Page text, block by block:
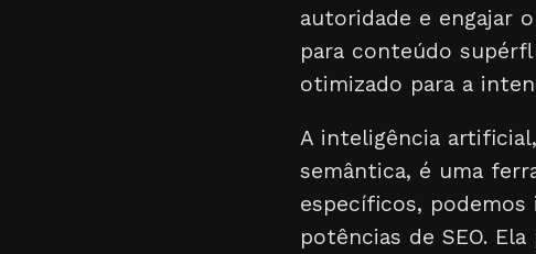
autoridade e engajar
para conteúdo
otimizado para a
A inteligência
semântica, é uma
específicos,
potências de SEO.